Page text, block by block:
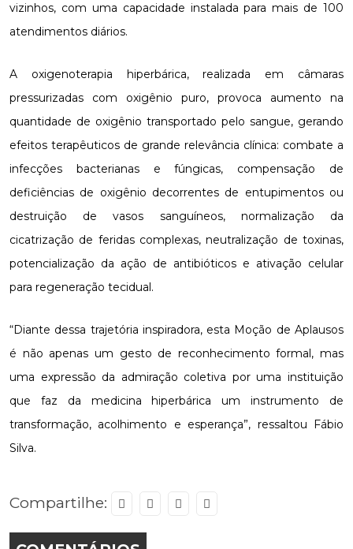
vizinhos, com uma capacidade instalada para mais de 100
atendimentos diários.
A oxigenoterapia hiperbárica, realizada em câmaras
pressurizadas com oxigênio puro, provoca aumento na
quantidade de oxigênio transportado pelo sangue, gerando
efeitos terapêuticos de grande relevância clínica: combate a
infecções bacterianas e fúngicas, compensação de
deficiências de oxigênio decorrentes de entupimentos ou
destruição de vasos sanguíneos, normalização da
cicatrização de feridas complexas, neutralização de toxinas,
potencialização da ação de antibióticos e ativação celular
para regeneração tecidual.
“Diante dessa trajetória inspiradora, esta Moção de Aplausos
é não apenas um gesto de reconhecimento formal, mas
uma expressão da admiração coletiva por uma instituição
que faz da medicina hiperbárica um instrumento de
transformação, acolhimento e esperança”, ressaltou Fábio
Silva.
Compartilhe: